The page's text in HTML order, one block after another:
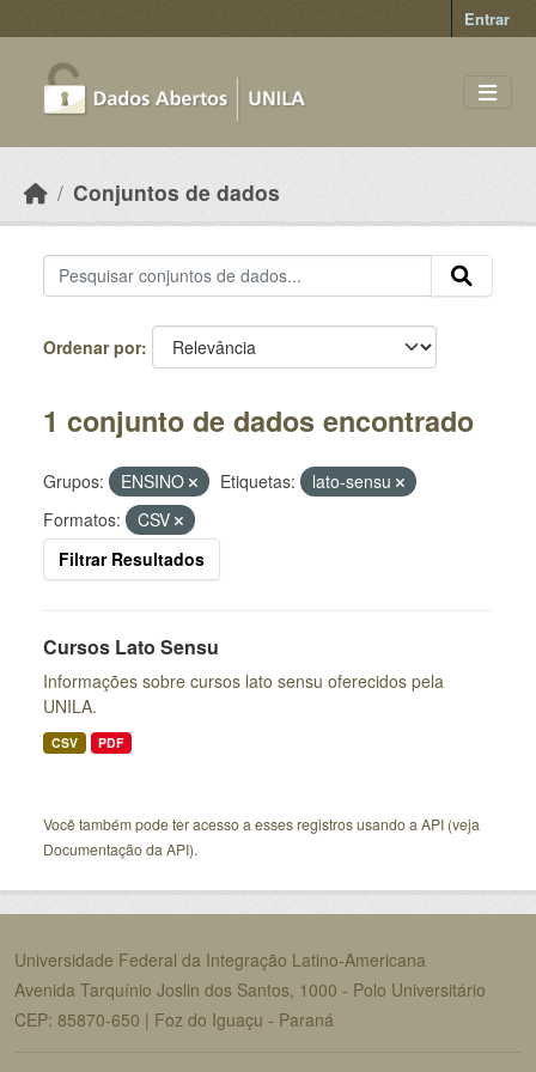
Entrar
Conjuntos de dados
Ordenar por
1 conjunto de dados encontrado
Grupos: ENSINO Etiquetas:
lato-sensu
Formatos:
CSV
Filtrar Resultados
Cursos Lato Sensu
Informações sobre cursos lato sensu oferecidos pela
UNILA.
CSV PDF
Você também pode ter acesso a esses registros usando a API (veja
Documentação da API).
Universidade Federal da Integração Latino-Americana
Avenida Tarquínio Joslin dos Santos, 1000 - Polo Universitário
CEP: 85870-650 | Foz do Iguaçu - Paraná